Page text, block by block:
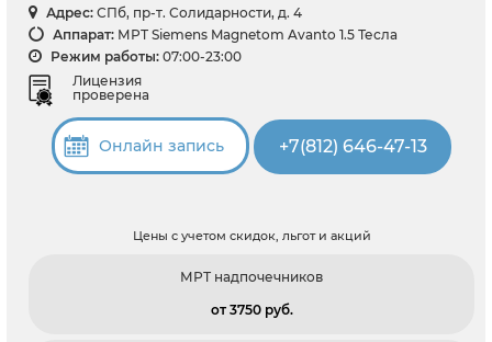
Адрес: СПб, пр-т. Солидарности, д. 4
Аппарат: МРТ Siemens Magnetom Avanto 1.5 Тесла
Режим работы: 07:00-23:00
Лицензия
проверена
Онлайн запись +7(812) 646-47-13
Цены с учетом скидок, льгот и акций
МРТ надпочечников
от 3750 pуб.